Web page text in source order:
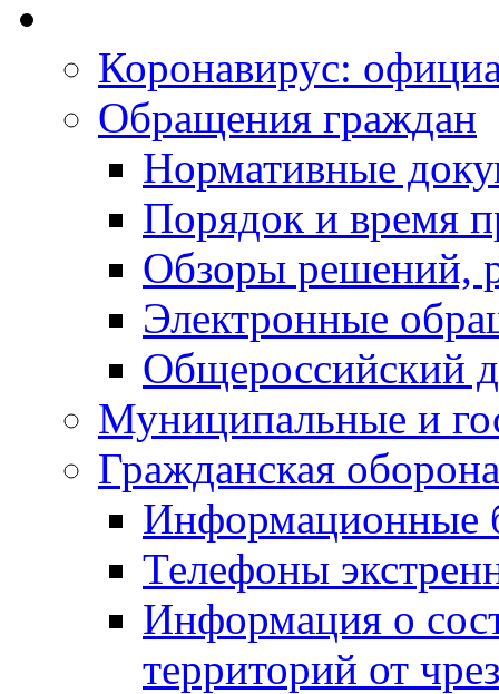
Коронавирус:
Обращения граждан
Нормативные
Порядок и время
Обзоры решений,
Электронные
Общероссийский
Муниципальные и
Гражданская
Информационные
Телефоны
Информация о
территорий от